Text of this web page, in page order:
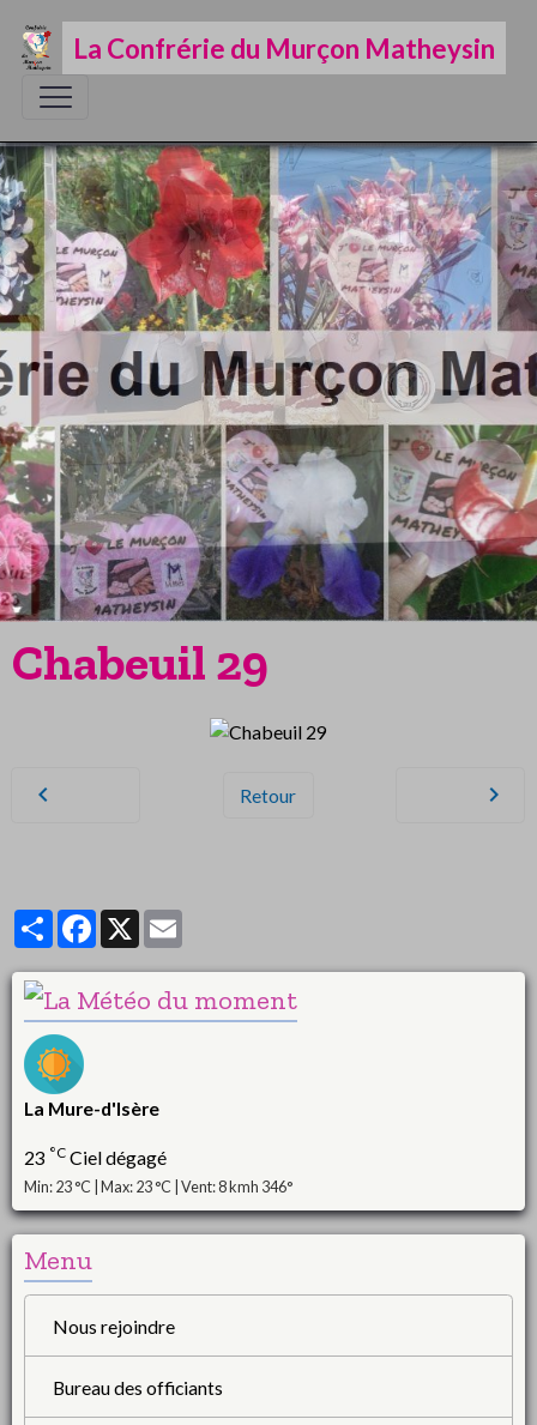
La Confrérie du Murçon Matheysin
Chabeuil 29
Retour
PartagerFacebook
X
La Mure-d'Isère
23 °C Ciel dégagé
Min: 23 °C | Max: 23 °C | Vent: 8 kmh 346°
Menu
Nous rejoindre
Bureau des officiants